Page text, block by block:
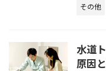
その他
水道
原因